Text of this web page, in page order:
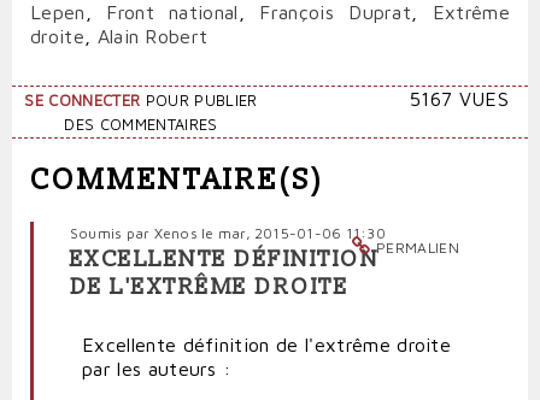
Lepen
Front national François Duprat
Extrême
droite
Alain Robert
SE CONNECTER POUR PUBLIER
DES COMMENTAIRES
5167 VUES
COMMENTAIRE(S)
PERMALIEN
Soumis par Xenos le mar, 2015-01-06 11:30
EXCELLENTE DÉFINITION
DE L'EXTRÊME DROITE
Excellente définition de l'extrême droite
par les auteurs :